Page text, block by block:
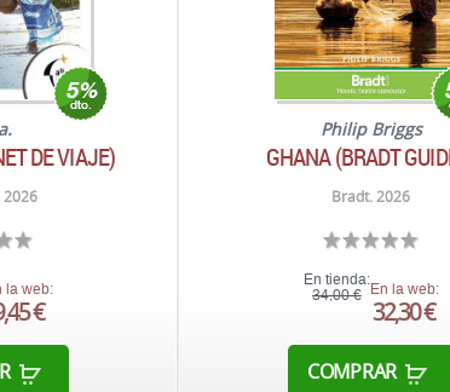
DE VIAJE)
2026
la web:
€
Philip Briggs
GHANA (BRADT
Bradt. 2026
En tienda:
34,00 € En la web:
32,30 €
COMPRAR